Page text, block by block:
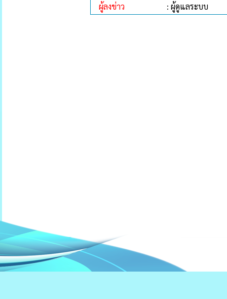
ผู้ลงข่าว
: ผู้ดูแลระบบ